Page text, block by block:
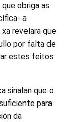
obriga as
a
revelara que
por falta de
estes feitos
sinalan que o
para
da